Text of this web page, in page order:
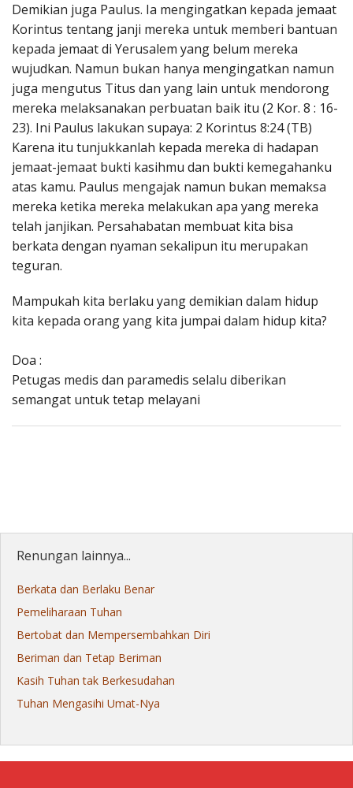
Demikian juga Paulus. Ia mengingatkan kepada jemaat
Korintus tentang janji mereka untuk memberi bantuan
kepada jemaat di Yerusalem yang belum mereka
wujudkan. Namun bukan hanya mengingatkan namun
juga mengutus Titus dan yang lain untuk mendorong
mereka melaksanakan perbuatan baik itu (2 Kor. 8 : 16-
23). Ini Paulus lakukan supaya: 2 Korintus 8:24 (TB)
Karena itu tunjukkanlah kepada mereka di hadapan
jemaat-jemaat bukti kasihmu dan bukti kemegahanku
atas kamu. Paulus mengajak namun bukan memaksa
mereka ketika mereka melakukan apa yang mereka
telah janjikan. Persahabatan membuat kita bisa
berkata dengan nyaman sekalipun itu merupakan
teguran.
Mampukah kita berlaku yang demikian dalam hidup
kita kepada orang yang kita jumpai dalam hidup kita?
Doa :
Petugas medis dan paramedis selalu diberikan
semangat untuk tetap melayani
Renungan lainnya...
Berkata dan Berlaku Benar
Pemeliharaan Tuhan
Bertobat dan Mempersembahkan Diri
Beriman dan Tetap Beriman
Kasih Tuhan tak Berkesudahan
Tuhan Mengasihi Umat-Nya